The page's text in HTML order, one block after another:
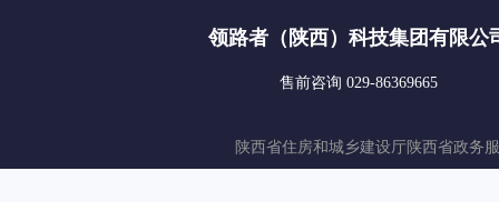
领路者（陕西）科技集团有限公
售前咨询 029-86369665
陕西省住房和城乡建设厅陕西省政务